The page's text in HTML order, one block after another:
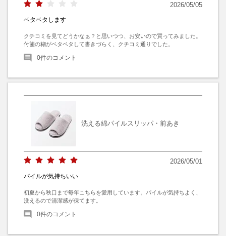
2026/05/05
ベタベタします
クチコミを見てどうかなぁ？と思いつつ、お安いので買ってみました。
付箋の糊がベタベタして書きづらく、クチコミ通りでした。
0件のコメント
洗える綿パイルスリッパ・前あき
2026/05/01
パイルが気持ちいい
初夏から秋口まで毎年こちらを愛用しています。パイルが気持ちよく、
洗えるので清潔感が保てます。
0件のコメント